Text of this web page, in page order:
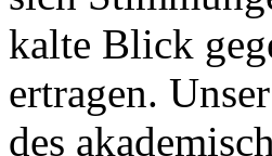
kalte Blick
ertragen.
des